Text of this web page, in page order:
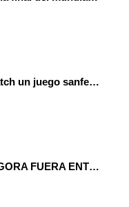
Programa con Scratch un juego sanferminero con Mikel Merino evitando toros y dando toques al balón.
VÍDEO ACCESO ÁGORA FUERA ENTORNO ESCUELA